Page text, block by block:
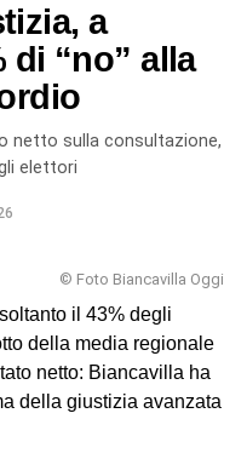
a
di “no” alla
netto sulla consultazione,
elettori
© Foto Biancavilla Oggi
il 43% degli
della media regionale
netto: Biancavilla ha
della giustizia avanzata